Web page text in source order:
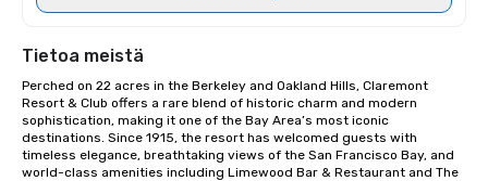
Tietoa meistä
Perched on 22 acres in the Berkeley and Oakland Hills, Claremont
Resort & Club offers a rare blend of historic charm and modern
sophistication, making it one of the Bay Area’s most iconic
destinations. Since 1915, the resort has welcomed guests with
timeless elegance, breathtaking views of the San Francisco Bay, and
world-class amenities including Limewood Bar & Restaurant and The